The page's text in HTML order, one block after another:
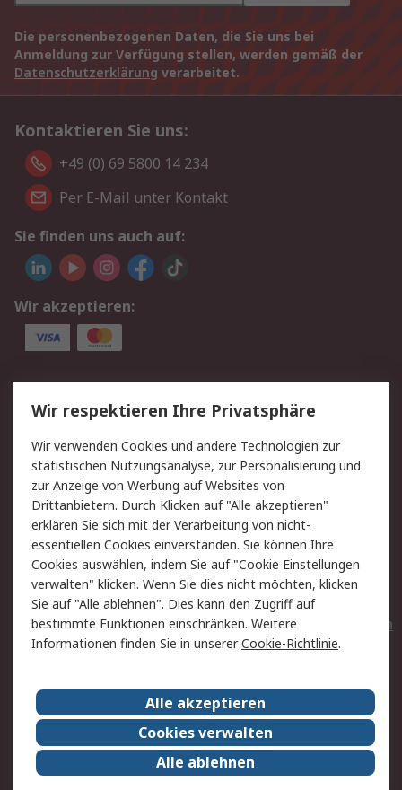
Die personenbezogenen Daten, die Sie uns bei
Anmeldung zur Verfügung stellen, werden gemäß der
Datenschutzerklärung verarbeitet.
Kontaktieren Sie uns:
+49 (0) 69 5800 14 234
Per E-Mail unter Kontakt
Sie finden uns auch auf:
Wir akzeptieren:
Service
Value Added Services
Lieferlösungen
Rücksendungen
Kontakt
Hilfe
Privatkunden
Rechtliches
AGB
Datenschutz
Cookie-Richtlinie
Zahlungsbedingungen
Copyright/Impressum
Entsorgung
Elektrogeräte/Batterien
RS weltweit
Karriere bei RS
Nachhaltigkeit
Qualität/Umwelt/ZertifikatePresse-Center
Event-Center
Wir respektieren Ihre Privatsphäre
Wir verwenden Cookies und andere Technologien zur
statistischen Nutzungsanalyse, zur Personalisierung und
zur Anzeige von Werbung auf Websites von
Drittanbietern. Durch Klicken auf "Alle akzeptieren"
erklären Sie sich mit der Verarbeitung von nicht-
essentiellen Cookies einverstanden. Sie können Ihre
Cookies auswählen, indem Sie auf "Cookie Einstellungen
verwalten" klicken. Wenn Sie dies nicht möchten, klicken
Sie auf "Alle ablehnen". Dies kann den Zugriff auf
bestimmte Funktionen einschränken. Weitere
Informationen finden Sie in unsererCookie-Richtlinie.
Alle akzeptieren
Cookies verwalten
Alle ablehnen